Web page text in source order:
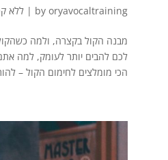
by oryavocaltraining
| ללא
מבנה הקול בקצרה, ולמה כשהקול
הכי מומלצים לחימום הקול –